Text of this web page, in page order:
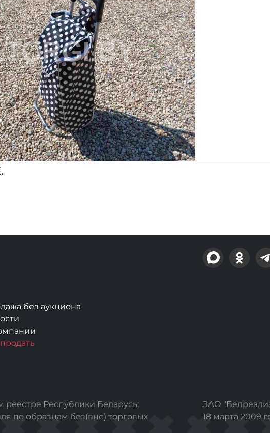
без аукциона
реестре Республики Беларусь:
по образцам без(вне) торговых
ЗАО
18 марта 2009